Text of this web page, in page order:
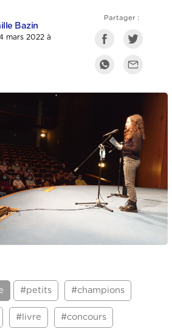
Bazin
mars 2022 à
Partager :
#petits #champions
#livre #concours